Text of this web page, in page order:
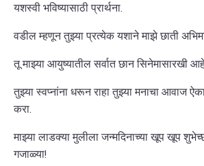
यशस्वी भविष्यासाठी प्रार्थना.
वडील म्हणून तुझ्या प्रत्येक यशाने माझे छाती
तू माझ्या आयुष्यातील सर्वात छान सिनेमासारखी
तुझ्या स्वप्नांना धरून राहा तुझ्या मनाचा आवाज
करा.
माझ्या लाडक्या मुलीला जन्मदिनाच्या खूप खूप
गजाळ्या!